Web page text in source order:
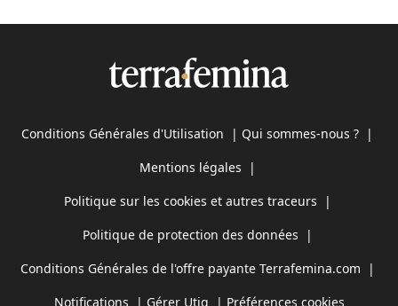
Conditions Générales d'Utilisation | Qui sommes-nous ? |
Mentions légales |
Politique sur les cookies et autres traceurs |
Politique de protection des données |
Conditions Générales de l'offre payante Terrafemina.com |
Notifications | Gérer Utiq | Préférences cookies